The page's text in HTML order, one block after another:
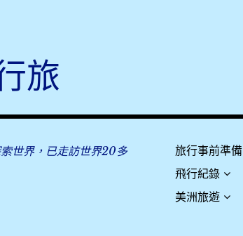
旅
世界，已走訪世界20多
旅行事前準備
飛行紀錄
美洲旅遊